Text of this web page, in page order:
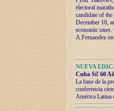
electoral
candidate of
December 10,
economic
A.Fernandez
NUEVA
Cuba Sí! 60
La base de la
conferencia
América Latina